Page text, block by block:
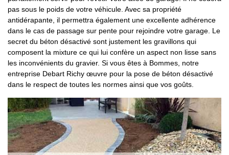
pas sous le poids de votre véhicule. Avec sa propriété
antidérapante, il permettra également une excellente adhérence
dans le cas de passage sur pente pour rejoindre votre garage. Le
secret du béton désactivé sont justement les gravillons qui
composent la mixture ce qui lui confère un aspect non lisse sans
les inconvénients du gravier. Si vous êtes à Bommes, notre
entreprise Debart Richy œuvre pour la pose de béton désactivé
dans le respect de toutes les normes ainsi que vos goûts.